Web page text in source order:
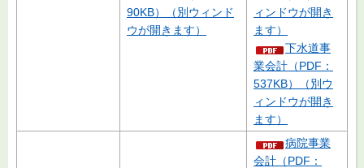
90KB）（別ウィンド
ウが開きます）
ィンドウが開き
ます）
下水道事
業会計（PDF：
537KB）（別ウ
ィンドウが開き
ます）
病院事業
会計（PDF：